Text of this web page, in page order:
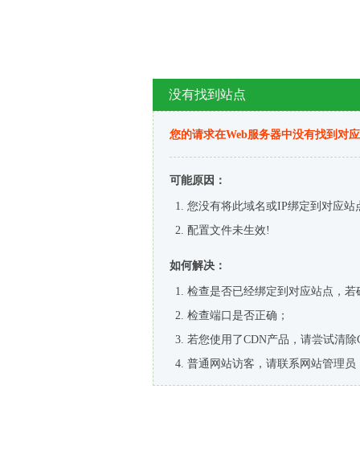
没有找到站点
您的请求在Web服务器中没有找到对
可能原因：
您没有将此域名或IP绑定到对应站
配置文件未生效!
如何解决：
检查是否已经绑定到对应站点，
检查端口是否正确；
若您使用了CDN产品，请尝试清除
普通网站访客，请联系网站管理员